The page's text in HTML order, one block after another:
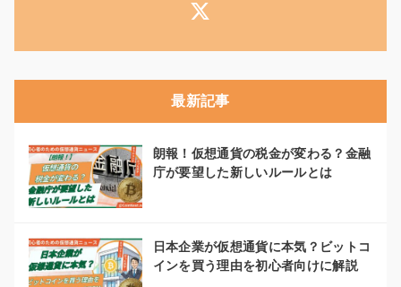
最新記事
朗報！仮想通貨の税金が変わる？金融
庁が要望した新しいルールとは
日本企業が仮想通貨に本気？ビットコ
インを買う理由を初心者向けに解説